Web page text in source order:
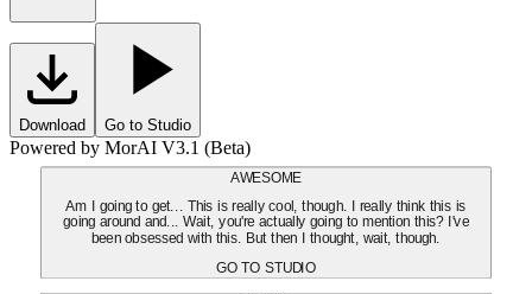
Download Go to Studio
Powered by MorAI V3.1 (Beta)
AWESOME
Am I going to get... This is really cool, though. I really think this is
going around and... Wait, you're actually going to mention this? I've
been obsessed with this. But then I thought, wait, though.
GO TO STUDIO